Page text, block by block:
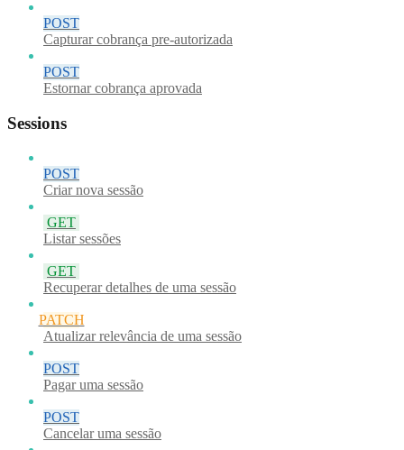
POST
Capturar cobrança pre-autorizada
POST
Estornar cobrança aprovada
Sessions
POST
Criar nova sessão
GET
Listar sessões
GET
Recuperar detalhes de uma sessão
PATCH
Atualizar relevância de uma sessão
POST
Pagar uma sessão
POST
Cancelar uma sessão